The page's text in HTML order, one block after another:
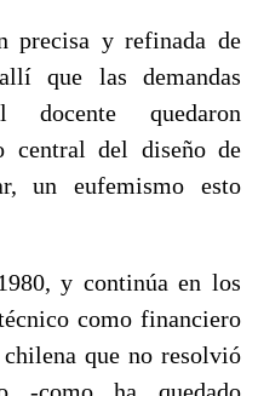
precisa y refinada de
que las demandas
docente quedaron
central del diseño de
un eufemismo esto
y continúa en los
como financiero
que no resolvió